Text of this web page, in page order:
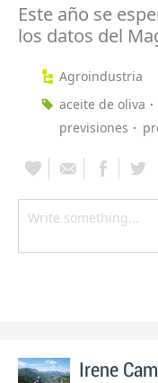
Este año se
los datos del
Agroindustria
aceite de oliva
previsiones
Irene